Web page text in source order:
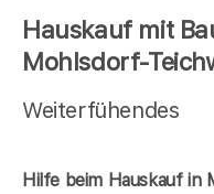
Hauskauf mit
Mohlsdorf-
Weiterfühendes
Hilfe beim Hauskauf in